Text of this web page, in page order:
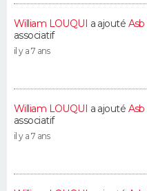
William LOUQUI a ajouté
associatif
il y a 7 ans
William LOUQUI a ajouté
associatif
il y a 7 ans